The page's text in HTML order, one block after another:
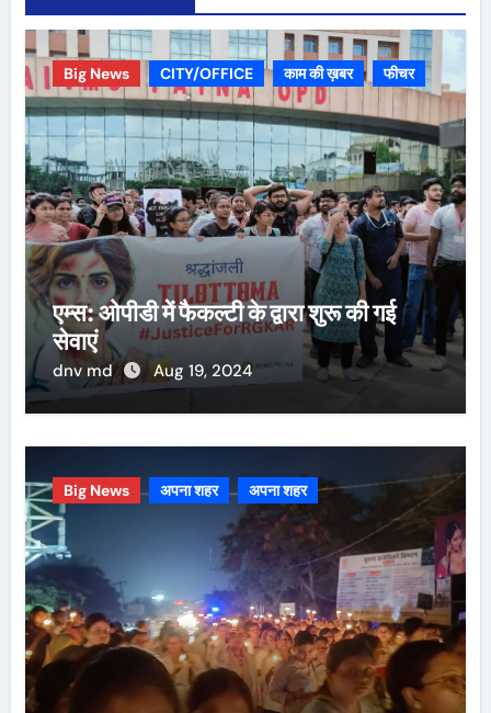
Big News CITY/OFFICE काम की ख़बर फीचर
एम्स: ओपीडी में फैकल्टी के द्वारा शुरू की गई
सेवाएं
dnv md Aug 19, 2024
Big News अपना शहर अपना शहर